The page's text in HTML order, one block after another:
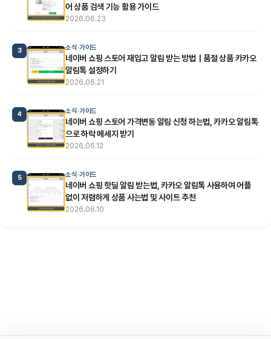
어 상품 검색 기능 활용 가이드
2026.06.23
3 소식·가이드
네이버 쇼핑 스토어 재입고 알림 받는 방법｜품절 상품 카카오
알림톡 설정하기
2026.06.21
4 소식·가이드
네이버 쇼핑 스토어 가격변동 알림 신청 하는법, 카카오 알림톡
으로 하락 메세지 받기
2026.06.12
5 소식·가이드
네이버 쇼핑 핫딜 알림 받는법, 카카오 알림톡 사용하여 어플
없이 저렴하게 상품 사는법 및 사이트 추천
2026.06.10